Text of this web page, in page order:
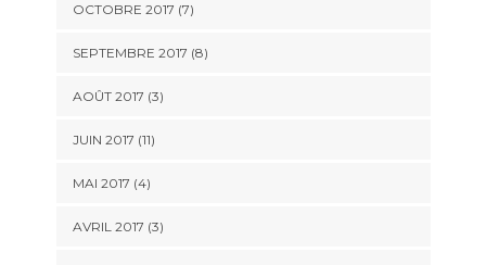
OCTOBRE 2017 (7)
SEPTEMBRE 2017 (8)
AOÛT 2017 (3)
JUIN 2017 (11)
MAI 2017 (4)
AVRIL 2017 (3)